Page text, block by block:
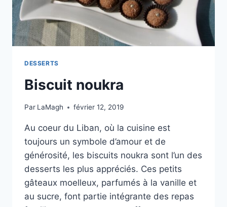
DESSERTS
Biscuit noukra
Par LaMagh février 12, 2019
Au coeur du Liban, où la cuisine est
toujours un symbole d’amour et de
générosité, les biscuits noukra sont l’un des
desserts les plus appréciés. Ces petits
gâteaux moelleux, parfumés à la vanille et
au sucre, font partie intégrante des repas